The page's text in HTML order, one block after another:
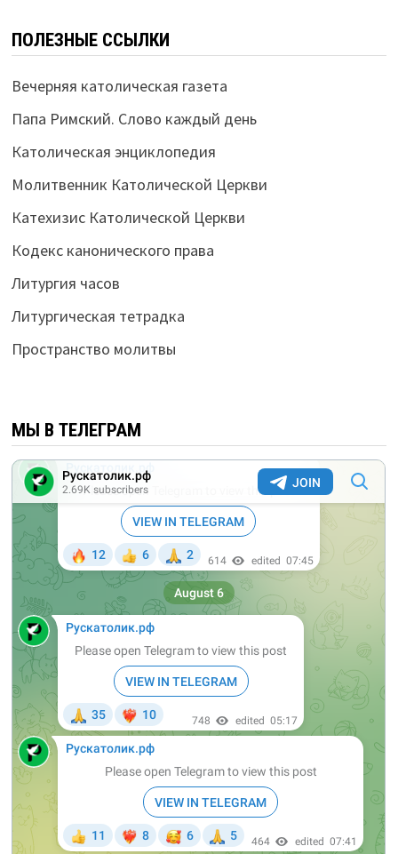
ПОЛЕЗНЫЕ ССЫЛКИ
Вечерняя католическая газета
Папа Римский. Слово каждый день
Католическая энциклопедия
Молитвенник Католической Церкви
Катехизис Католической Церкви
Кодекс канонического права
Литургия часов
Литургическая тетрадка
Пространство молитвы
МЫ В ТЕЛЕГРАМ